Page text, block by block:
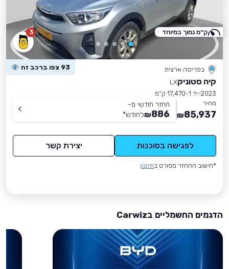
3
בפריסה ארצית 93 צפו ברכב זה
קיה סטוניקLX
2023 יד 1
17,470 ק״מ
מחיר
85,937
₪
החזר חודשי מ-
886
₪לחודש*
לפגישה בסוכנות יצירת קשר
*חישוב ההחזר מפורט בתקנון
ק״מ נמוך במיוחד
הדגמים החשמליים בCarwiz